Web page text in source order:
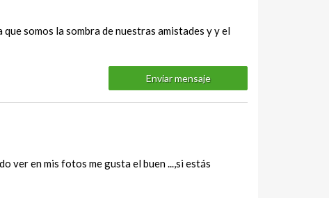
somos la sombra de nuestras amistades y y el
Enviar mensaje
ver en mis fotos me gusta el buen ...,si estás